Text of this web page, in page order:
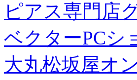
ピアス専門店
ベクターPCシ
大丸松坂屋オ